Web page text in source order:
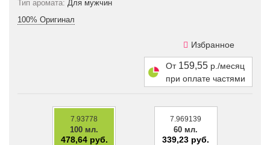
Тип аромата: Для мужчин
100% Оригинал
Избранное
От 159,55 р./месяц
при оплате частями
7.93778
100 мл.
478,64 руб.
7.969139
60 мл.
339,23 руб.